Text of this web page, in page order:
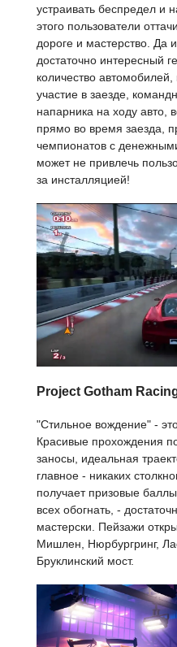
устраивать беспредел и
этого пользователи
дороге и мастерство. Да
достаточно интересный
количество
участие в заезде,
напарника на ходу авто,
прямо во время заезда,
чемпионатов с
может не привлечь
за инсталляцией!
Project Gotham
"Стильное вождение" -
Красивые прохождения
заносы, идеальная
главное - никаких
получает призовые
всех обогнать, -
мастерски. Пейзажи
Мишлен, Нюрбургринг,
Бруклинский мост.